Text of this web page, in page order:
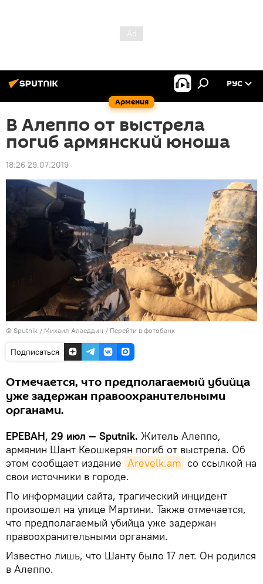
Армения
РУС
В Алеппо от выстрела
погиб армянский юноша
18:26 29.07.2019
© Sputnik / Михаил Алаеддин / Перейти в фотобанк
Подписаться
Отмечается, что предполагаемый убийца
уже задержан правоохранительными
органами.
ЕРЕВАН, 29 июл — Sputnik. Житель Алеппо,
армянин Шант Кеошкерян погиб от выстрела. Об
этом сообщает издание Arevelk.am со ссылкой на
свои источники в городе.
По информации сайта, трагический инцидент
произошел на улице Мартини. Также отмечается,
что предполагаемый убийца уже задержан
правоохранительными органами.
Известно лишь, что Шанту было 17 лет. Он родился
в Алеппо.